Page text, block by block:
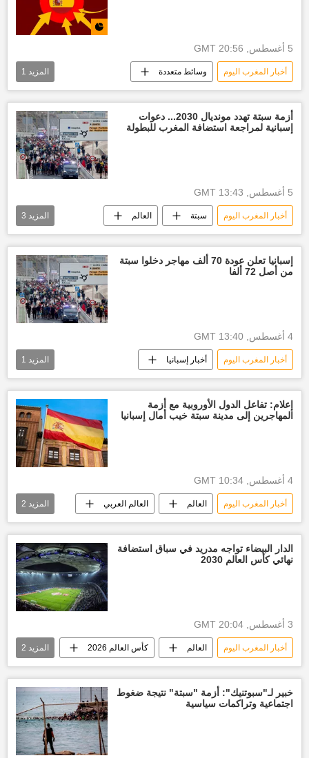
5 أغسطس, 20:56 GMT
أخبار المغرب اليوم وسائط متعددة
انفوجرافيك أخبار إسبانيا
المزيد 1
أزمة سبتة تهدد مونديال 2030... دعوات
إسبانية لمراجعة استضافة المغرب للبطولة
5 أغسطس, 13:43 GMT
أخبار المغرب اليوم سبتة العالم
العالم العربي أخبار إسبانيا
حكومة إسبانيا
المزيد 3
إسبانيا تعلن عودة 70 ألف مهاجر دخلوا سبتة
من أصل 72 ألفا
4 أغسطس, 13:40 GMT
أخبار المغرب اليوم أخبار إسبانيا
العالم العربي الأخبار
المزيد 1
إعلام: تفاعل الدول الأوروبية مع أزمة
المهاجرين إلى مدينة سبتة خيب أمال إسبانيا
4 أغسطس, 10:34 GMT
أخبار المغرب اليوم العالم العالم العربي
أخبار إسبانيا سبتة
المزيد 2
الدار البيضاء تواجه مدريد في سباق استضافة
نهائي كأس العالم 2030
3 أغسطس, 20:04 GMT
أخبار المغرب اليوم العالم كأس العالم 2026
رياضة أخبار إسبانيا
المزيد 2
خبير لـ"سبوتنيك": أزمة "سبتة" نتيجة ضغوط
اجتماعية وتراكمات سياسية